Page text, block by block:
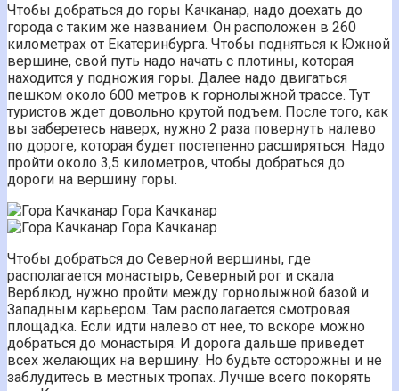
Чтобы добраться до горы Качканар, надо доехать до
города с таким же названием. Он расположен в 260
километрах от Екатеринбурга. Чтобы подняться к Южной
вершине, свой путь надо начать с плотины, которая
находится у подножия горы. Далее надо двигаться
пешком около 600 метров к горнолыжной трассе. Тут
туристов ждет довольно крутой подъем. После того, как
вы заберетесь наверх, нужно 2 раза повернуть налево
по дороге, которая будет постепенно расширяться. Надо
пройти около 3,5 километров, чтобы добраться до
дороги на вершину горы.
Гора Качканар
Гора Качканар
Чтобы добраться до Северной вершины, где
располагается монастырь, Северный рог и скала
Верблюд, нужно пройти между горнолыжной базой и
Западным карьером. Там располагается смотровая
площадка. Если идти налево от нее, то вскоре можно
добраться до монастыря. И дорога дальше приведет
всех желающих на вершину. Но будьте осторожны и не
заблудитесь в местных тропах. Лучше всего покорять